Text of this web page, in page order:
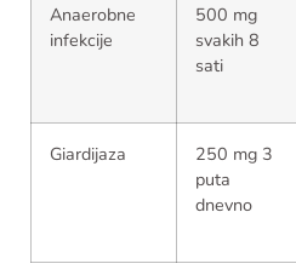
Anaerobne
infekcije
500 mg
svakih 8
sati
Giardijaza
250 mg 3
puta
dnevno